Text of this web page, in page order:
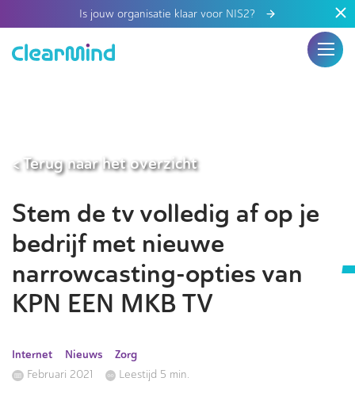
Is jouw organisatie klaar voor NIS2?
< Terug naar het overzicht
Stem de tv volledig af op je
bedrijf met nieuwe
narrowcasting-opties van
KPN EEN MKB TV
Internet Nieuws Zorg
Februari 2021 Leestijd 5 min.